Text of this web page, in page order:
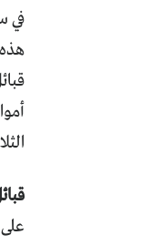
في